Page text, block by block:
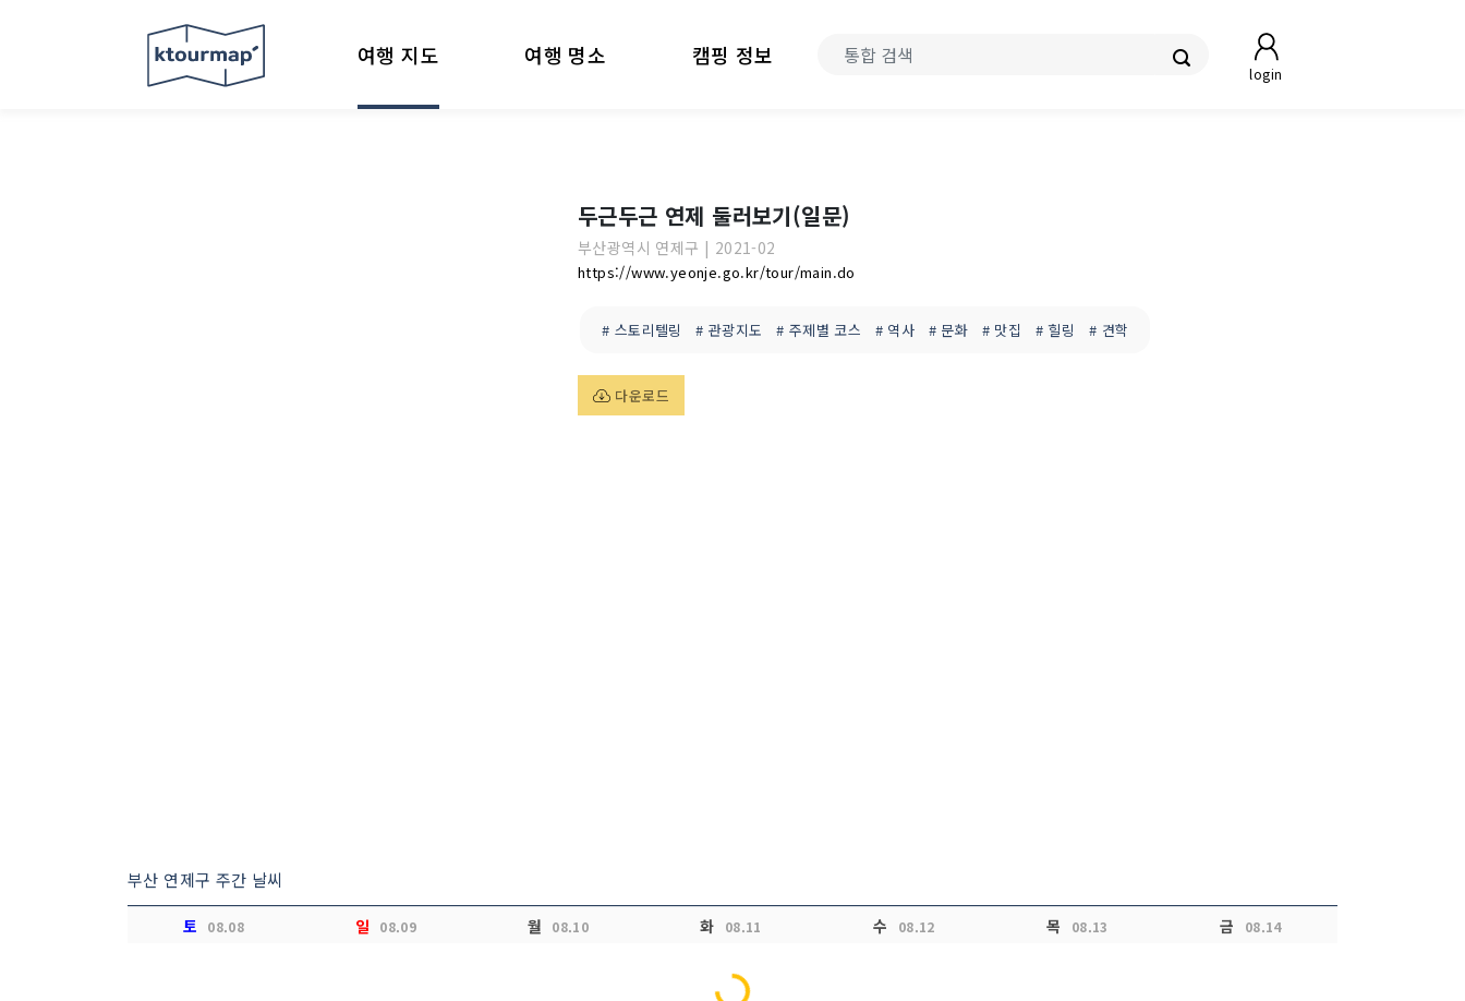
login
여행 지도 여행 명소 캠핑 정보
두근두근 연제 둘러보기(일문)
부산광역시 연제구 | 2021-02
https://www.yeonje.go.kr/tour/main.do
# 스토리텔링 # 관광지도 # 주제별 코스 # 역사 # 문화 # 맛집 # 힐링 # 견학
다운로드
부산 연제구 주간 날씨
토 08.08 일 08.09 월 08.10 화 08.11 수 08.12 목 08.13 금 08.14
Loading...